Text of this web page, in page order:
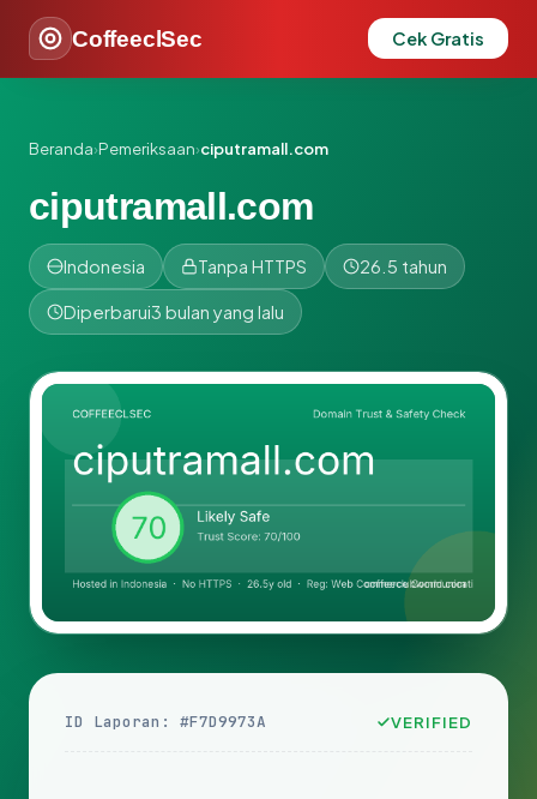
CoffeeclSec Cek Gratis
Beranda›Pemeriksaan›ciputramall.com
ciputramall.com
Indonesia Tanpa HTTPS 26.5 tahun
Diperbarui3 bulan yang lalu
ID Laporan: #F7D9973A VERIFIED